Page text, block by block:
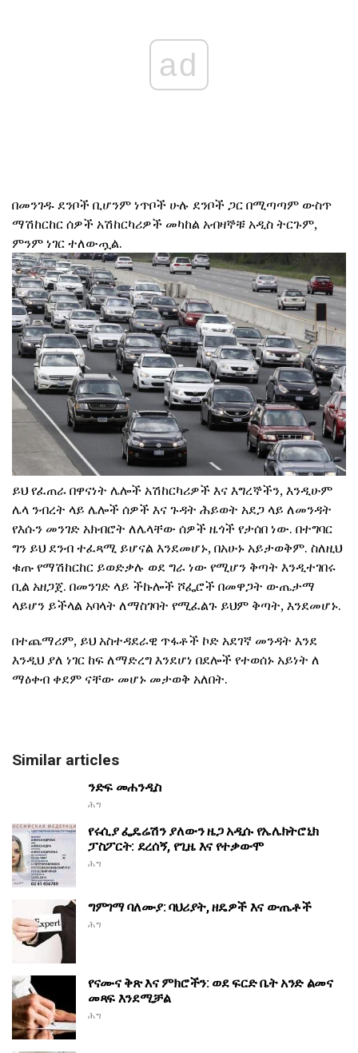
ad
በመንገዱ ደንቦች ቢሆንም ነጥቦች ሁሉ ደንቦች ጋር በሚጣጣም ውስጥ
ማሽከርከር ሰዎች አሽከርካሪዎች መካከል አብዛኞቹ አዲስ ትርጉም,
ምንም ነገር ተለውጧል.
ይህ የፈጠራ በዋናነት ሌሎች አሽከርካሪዎች እና እግረኞችን, እንዲሁም
ሌላ ንብረት ላይ ሌሎች ሰዎች እና ጉዳት ሕይወት አደጋ ላይ ለመንዳት
የእሱን መንገድ አክብሮት ለሌላቸው ሰዎች ዜጎች የታሰበ ነው. በተግባር
ግን ይህ ደንብ ተፈጻሚ ይሆናል እንደመሆኑ, በአሁኑ አይታወቅም. ስለዚህ
ቁጡ የማሽከርከር ይወድቃሉ ወደ ግራ ነው የሚሆን ቅጣት እንዲተገበሩ
ቢል አዘጋጀ. በመንገድ ላይ ችኩሎች ሾፌሮች በመዋጋት ውጤታማ
ላይሆን ይችላል አባላት ለማስገባት የሚፈልጉ ይህም ቅጣት, እንደመሆኑ.
በተጨማሪም, ይህ አስተዳደራዊ ጥፋቶች ኮድ አደገኛ መንዳት እንደ
እንዲህ ያለ ነገር ከፍ ለማድረግ እንደሆነ በደሎች የተወሰኑ አይነት ለ
ማዕቀብ ቀደም ናቸው መሆኑ መታወቅ አለበት.
Similar articles
ንድፍ መሐንዲስ
ሕግ
የሩሲያ ፌዴሬሽን ያለውን ዜጋ አዲሱ የኤሌክትሮኒክ
ፓስፖርት: ደረሰኝ, የጊዜ እና የተቃውሞ
ሕግ
ግምገማ ባለሙያ: ባህሪያት, ዘዴዎች እና ውጤቶች
ሕግ
የናሙና ቅጽ እና ምክሮችን: ወደ ፍርድ ቤት አንድ ልመና
መጻፍ እንደሚቻል
ሕግ